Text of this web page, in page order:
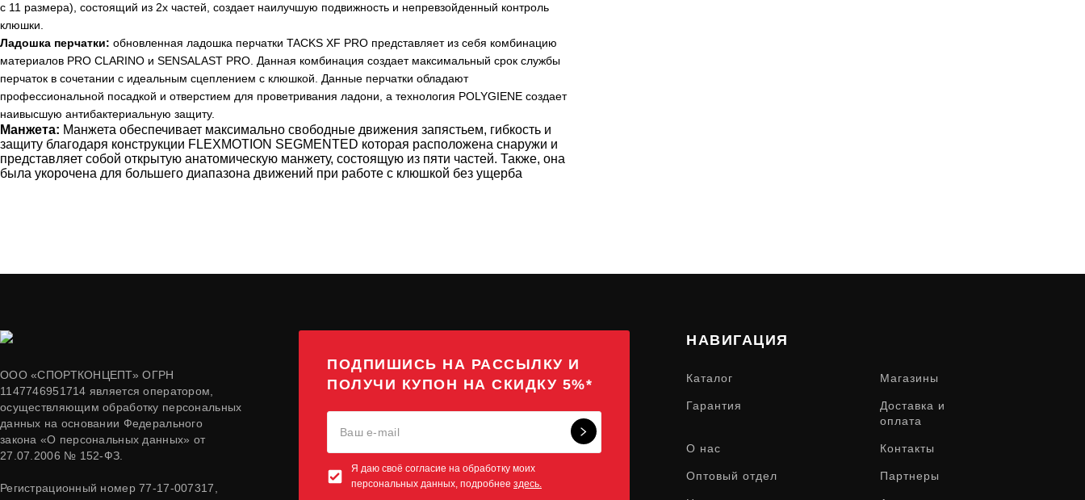
с 11 размера), состоящий из 2х частей, создает наилучшую подвижность и непревзойденный контроль
клюшки.
Ладошка перчатки: обновленная ладошка перчатки TACKS XF PRO представляет из себя комбинацию
материалов PRO CLARINO и SENSALAST PRO. Данная комбинация создает максимальный срок службы
перчаток в сочетании с идеальным сцеплением с клюшкой. Данные перчатки обладают
профессиональной посадкой и отверстием для проветривания ладони, а технология POLYGIENE создает
наивысшую антибактериальную защиту.
Манжета: Манжета обеспечивает максимально свободные движения запястьем, гибкость и
защиту благодаря конструкции FLEXMOTION SEGMENTED которая расположена снаружи и
представляет собой открытую анатомическую манжету, состоящую из пяти частей. Также, она
была укорочена для большего диапазона движений при работе с клюшкой без ущерба
ООО «СПОРТКОНЦЕПТ» ОГРН
1147746951714 является оператором,
осуществляющим обработку персональных
данных на основании Федерального
закона «О персональных данных» от
27.07.2006 № 152-ФЗ.
Регистрационный номер 77-17-007317,
ПОДПИШИСЬ НА РАССЫЛКУ И
ПОЛУЧИ КУПОН НА СКИДКУ 5%*
Я даю своё согласие на обработку моих
персональных данных, подробнее здесь.
НАВИГАЦИЯ
Каталог Магазины
Гарантия
Доставка и
оплата
О нас Контакты
Оптовый отдел Партнеры